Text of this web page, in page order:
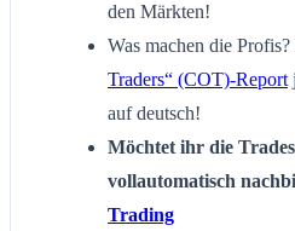
den Märkten!
Was machen die
Traders“ (COT)-Report
auf deutsch!
Möchtet ihr die
vollautomatisch
Trading